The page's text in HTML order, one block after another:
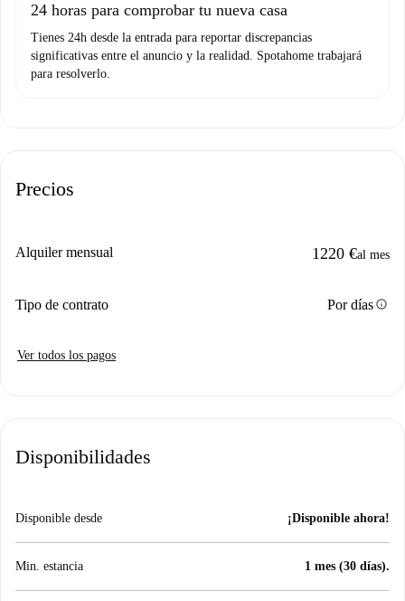
24 horas para comprobar tu nueva casa
Tienes 24h desde la entrada para reportar discrepancias
significativas entre el anuncio y la realidad. Spotahome trabajará
para resolverlo.
Precios
Alquiler mensual 1220 €al mes
Tipo de contrato Por díasinfo
Ver todos los pagos
Disponibilidades
Disponible desde ¡Disponible ahora!
Min. estancia 1 mes (30 días).